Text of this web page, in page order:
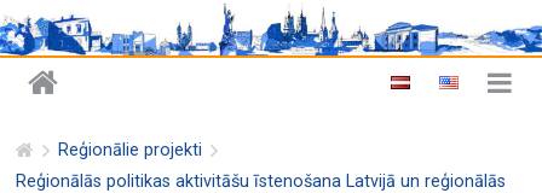
Reģionālie projekti
Reģionālās politikas aktivitāšu īstenošana Latvijā un reģionālās